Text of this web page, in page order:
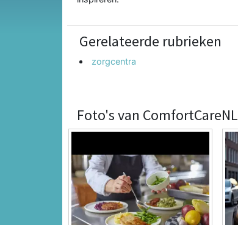
Gerelateerde rubrieken
zorgcentra
Foto's van ComfortCareNL